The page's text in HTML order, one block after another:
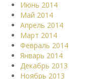
Июнь 2014
Май 2014
Апрель 2014
Март 2014
Февраль 2014
Январь 2014
Декабрь 2013
Ноябрь 2013